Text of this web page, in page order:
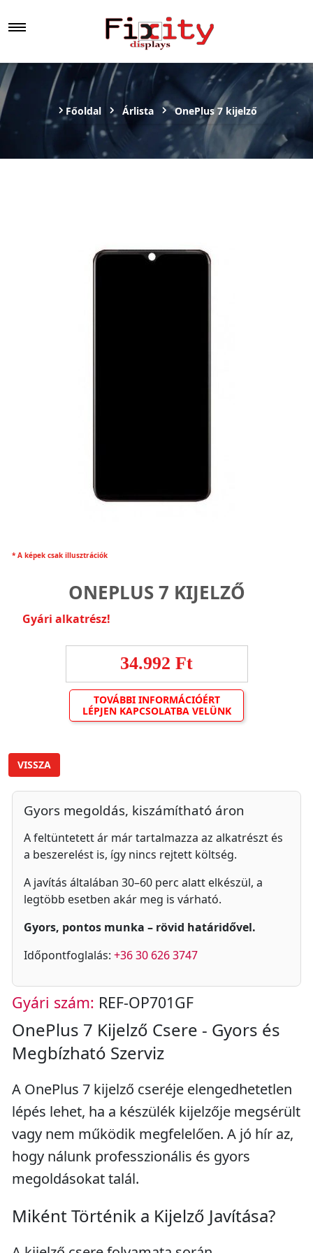
Főoldal Árlista OnePlus 7 kijelző
* A képek csak illusztrációk
ONEPLUS 7 KIJELZŐ
Gyári alkatrész!
34.992 Ft
TOVÁBBI INFORMÁCIÓÉRT
LÉPJEN KAPCSOLATBA VELÜNK
VISSZA
Gyors megoldás, kiszámítható áron
A feltüntetett ár már tartalmazza az alkatrészt és
a beszerelést is, így nincs rejtett költség.
A javítás általában 30–60 perc alatt elkészül, a
legtöbb esetben akár meg is várható.
Gyors, pontos munka – rövid határidővel.
Időpontfoglalás: +36 30 626 3747
Gyári szám: REF-OP701GF
OnePlus 7 Kijelző Csere - Gyors és
Megbízható Szerviz
A OnePlus 7 kijelző cseréje elengedhetetlen
lépés lehet, ha a készülék kijelzője megsérült
vagy nem működik megfelelően. A jó hír az,
hogy nálunk professzionális és gyors
megoldásokat talál.
Miként Történik a Kijelző Javítása?